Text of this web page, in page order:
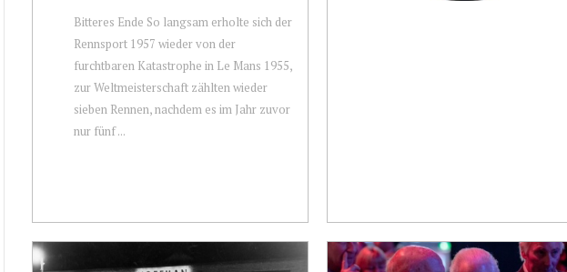
Bitteres Ende So langsam erholte sich der
Rennsport 1957 wieder von der
furchtbaren Katastrophe in Le Mans 1955,
zur Weltmeisterschaft zählten wieder
sieben Rennen, nachdem es im Jahr zuvor
nur fünf ...